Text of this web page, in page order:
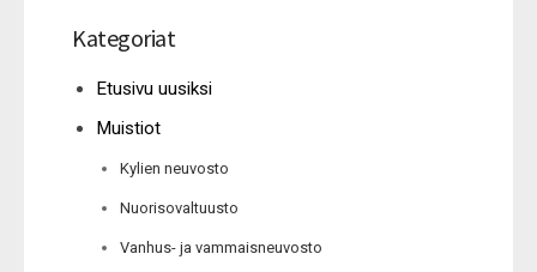
Kategoriat
Etusivu uusiksi
Muistiot
Kylien neuvosto
Nuorisovaltuusto
Vanhus- ja vammaisneuvosto